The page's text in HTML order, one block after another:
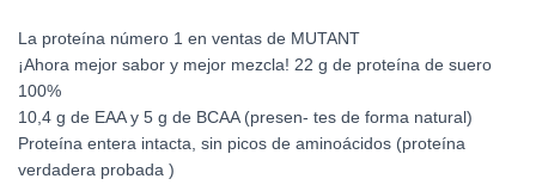
La proteína número 1 en ventas de MUTANT
¡Ahora mejor sabor y mejor mezcla! 22 g de proteína de suero
100%
10,4 g de EAA y 5 g de BCAA (presen- tes de forma natural)
Proteína entera intacta, sin picos de aminoácidos (proteína
verdadera probada )